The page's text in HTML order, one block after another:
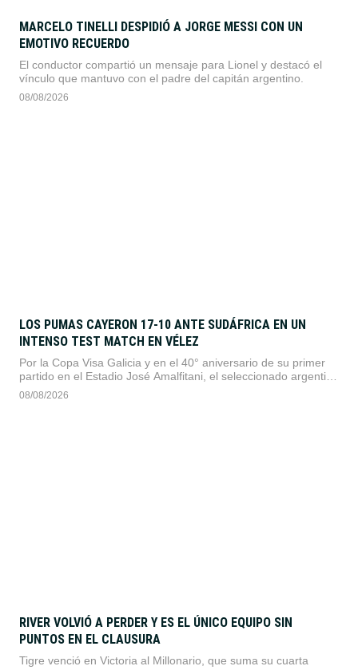
MARCELO TINELLI DESPIDIÓ A JORGE MESSI CON UN
EMOTIVO RECUERDO
El conductor compartió un mensaje para Lionel y destacó el
vínculo que mantuvo con el padre del capitán argentino.
08/08/2026
LOS PUMAS CAYERON 17-10 ANTE SUDÁFRICA EN UN
INTENSO TEST MATCH EN VÉLEZ
Por la Copa Visa Galicia y en el 40° aniversario de su primer
partido en el Estadio José Amalfitani, el seleccionado argentino
dio pelea ante los bicampeones del mundo en un duelo
sumamente físico.
08/08/2026
RIVER VOLVIÓ A PERDER Y ES EL ÚNICO EQUIPO SIN
PUNTOS EN EL CLAUSURA
Tigre venció en Victoria al Millonario, que suma su cuarta